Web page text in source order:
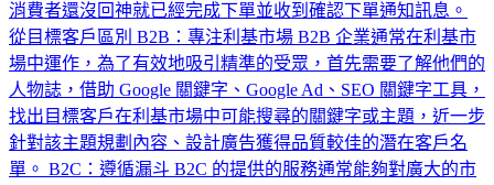
消費者還沒回神就已經完成下單並收到確認下單通知訊息。
從目標客戶區別 B2B：專注利基市場 B2B 企業通常在利基市
場中運作，為了有效地吸引精準的受眾，首先需要了解他們的
人物誌，借助 Google 關鍵字、Google Ad、SEO 關鍵字工具，
找出目標客戶在利基市場中可能搜尋的關鍵字或主題，近一步
針對該主題規劃內容、設計廣告獲得品質較佳的潛在客戶名
單。 B2C：遵循漏斗 B2C 的提供的服務通常能夠對廣大的市